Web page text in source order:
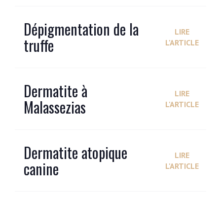
Dépigmentation de la
truffe
LIRE
L'ARTICLE
Dermatite à
Malassezias
LIRE
L'ARTICLE
Dermatite atopique
canine
LIRE
L'ARTICLE